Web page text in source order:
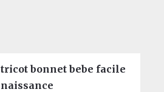
tricot bonnet bebe facile
naissance